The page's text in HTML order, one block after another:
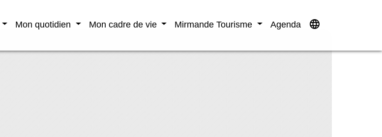
Mon quotidien Mon cadre de vie Mirmande Tourisme Agenda language